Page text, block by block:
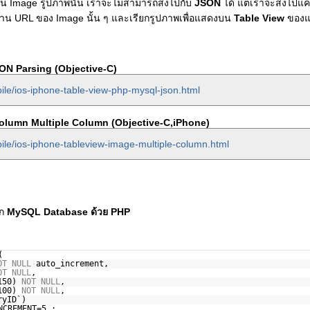
Image รูปภาพนั้น เราจะไม่สามารถส่งไปกับ JSON
ได้ แต่เราจะส่งไปแ
น URL ของ Image นั้น ๆ และเรียกรูปภาพเพื่อแสดงบน Table View ของ
Parsing (Objective-C)
ios-iphone-table-view-php-mysql-json.html
Multiple Column (Objective-C,iPhone)
ios-iphone-tableview-image-multiple-column.html
MySQL Database ด้วย PHP
NULL auto_increment,
NULL,
NOT NULL,
NOT NULL,